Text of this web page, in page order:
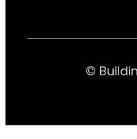
©